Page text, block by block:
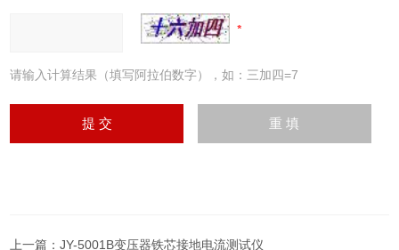
请输入计算结果（填写阿拉伯数字），如：三加四=7
上一篇：JY-5001B变压器铁芯接地电流测试仪